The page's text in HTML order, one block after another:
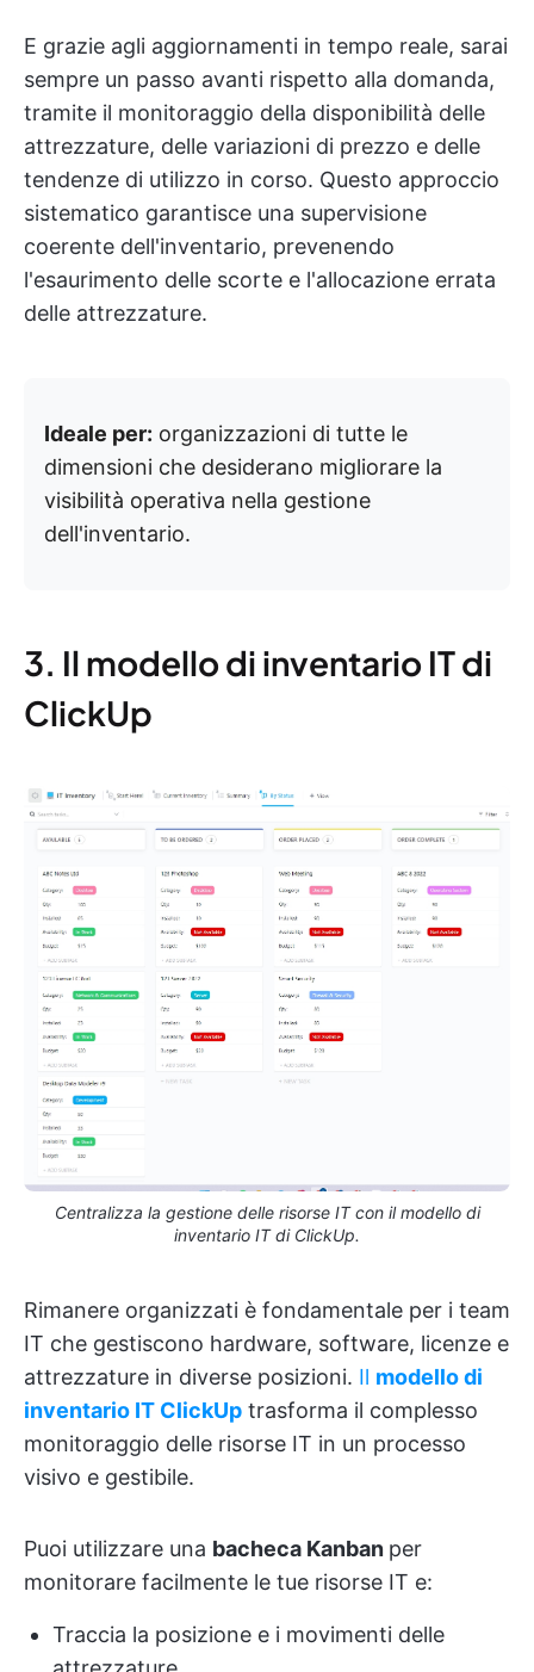
E grazie agli aggiornamenti in tempo reale, sarai
sempre un passo avanti rispetto alla domanda,
tramite il monitoraggio della disponibilità delle
attrezzature, delle variazioni di prezzo e delle
tendenze di utilizzo in corso. Questo approccio
sistematico garantisce una supervisione
coerente dell'inventario, prevenendo
l'esaurimento delle scorte e l'allocazione errata
delle attrezzature.
Ideale per: organizzazioni di tutte le
dimensioni che desiderano migliorare la
visibilità operativa nella gestione
dell'inventario.
3. Il modello di inventario IT di
ClickUp
Centralizza la gestione delle risorse IT con il modello di
inventario IT di ClickUp.
Rimanere organizzati è fondamentale per i team
IT che gestiscono hardware, software, licenze e
attrezzature in diverse posizioni. Il modello di
inventario IT ClickUp trasforma il complesso
monitoraggio delle risorse IT in un processo
visivo e gestibile.
Puoi utilizzare una bacheca Kanban per
monitorare facilmente le tue risorse IT e:
Traccia la posizione e i movimenti delle